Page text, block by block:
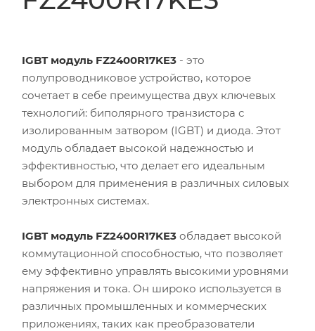
IGBT модуль FZ2400R17KE3 - это
полупроводниковое устройство, которое
сочетает в себе преимущества двух ключевых
технологий: биполярного транзистора с
изолированным затвором (IGBT) и диода. Этот
модуль обладает высокой надежностью и
эффективностью, что делает его идеальным
выбором для применения в различных силовых
электронных системах.
IGBT модуль FZ2400R17KE3 обладает высокой
коммутационной способностью, что позволяет
ему эффективно управлять высокими уровнями
напряжения и тока. Он широко используется в
различных промышленных и коммерческих
приложениях, таких как преобразователи